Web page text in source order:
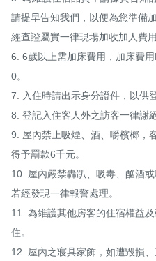
請提早告知我們，以便為您準備
經查證屬實一律現場加收加人費用
6. 6歲以上需加床費用，加床費
0。
7. 入住時請出示身分證件，以供
8. 登記入住客人外之訪客一律謝
9. 屋內禁止吸煙、酒、嚼檳榔，
得予罰款6千元。
10. 屋內嚴禁轟趴、吸毒、酗酒
若經發現一律報警處理。
11. 為維護其他房客的住宿權益
住。
12. 屋內之寢具家飾，如遭毀損